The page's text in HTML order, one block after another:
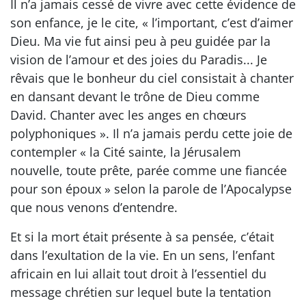
Il n’a jamais cessé de vivre avec cette évidence de
son enfance, je le cite, « l’important, c’est d’aimer
Dieu. Ma vie fut ainsi peu à peu guidée par la
vision de l’amour et des joies du Paradis... Je
rêvais que le bonheur du ciel consistait à chanter
en dansant devant le trône de Dieu comme
David. Chanter avec les anges en chœurs
polyphoniques ». Il n’a jamais perdu cette joie de
contempler « la Cité sainte, la Jérusalem
nouvelle, toute prête, parée comme une fiancée
pour son époux » selon la parole de l’Apocalypse
que nous venons d’entendre.
Et si la mort était présente à sa pensée, c’était
dans l’exultation de la vie. En un sens, l’enfant
africain en lui allait tout droit à l’essentiel du
message chrétien sur lequel bute la tentation